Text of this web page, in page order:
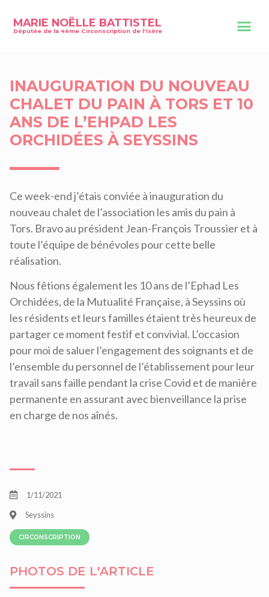
MARIE NOËLLE BATTISTEL
Députée de la 4ème Circonscription de l'Isère
INAUGURATION DU NOUVEAU
CHALET DU PAIN À TORS ET 10
ANS DE L’EHPAD LES
ORCHIDÉES À SEYSSINS
Ce week-end j’étais conviée à inauguration du
nouveau chalet de l’association les amis du pain à
Tors. Bravo au président Jean-François Troussier et à
toute l’équipe de bénévoles pour cette belle
réalisation.
Nous fêtions également les 10 ans de l’Ephad Les
Orchidées, de la Mutualité Française, à Seyssins où
les résidents et leurs familles étaient très heureux de
partager ce moment festif et convivial. L’occasion
pour moi de saluer l’engagement des soignants et de
l’ensemble du personnel de l’établissement pour leur
travail sans faille pendant la crise Covid et de manière
permanente en assurant avec bienveillance la prise
en charge de nos aînés.
1/11/2021
Seyssins
CIRCONSCRIPTION
PHOTOS DE L'ARTICLE